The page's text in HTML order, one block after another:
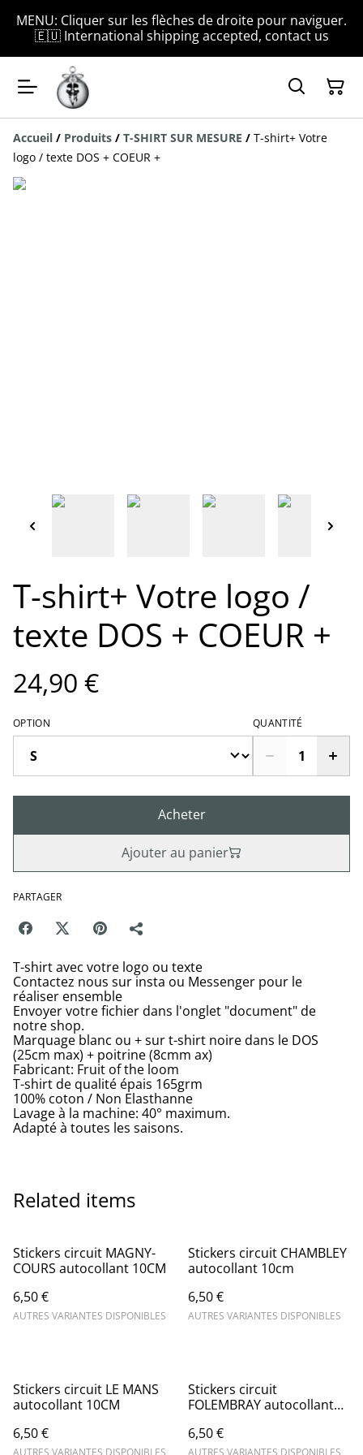
MENU: Cliquer sur les flèches de droite pour naviguer.
🇪🇺 International shipping accepted, contact us
Accueil / Produits / T-SHIRT SUR MESURE / T-shirt+ Votre
logo / texte DOS + COEUR +
T-shirt+ Votre logo /
texte DOS + COEUR +
24,90 €
OPTION QUANTITÉ
Acheter
Ajouter au panier
PARTAGER
T-shirt avec votre logo ou texte
Contactez nous sur insta ou Messenger pour le
réaliser ensemble
Envoyer votre fichier dans l'onglet "document" de
notre shop.
Marquage blanc ou + sur t-shirt noire dans le DOS
(25cm max) + poitrine (8cmm ax)
Fabricant: Fruit of the loom
T-shirt de qualité épais 165grm
100% coton / Non Elasthanne
Lavage à la machine: 40° maximum.
Adapté à toutes les saisons.
Related items
Stickers circuit MAGNY-
COURS autocollant 10CM
6,50 €
AUTRES VARIANTES DISPONIBLES
Stickers circuit CHAMBLEY
autocollant 10cm
6,50 €
AUTRES VARIANTES DISPONIBLES
Stickers circuit LE MANS
autocollant 10CM
6,50 €
AUTRES VARIANTES DISPONIBLES
Stickers circuit
FOLEMBRAY autocollant
6,50 €
AUTRES VARIANTES DISPONIBLES